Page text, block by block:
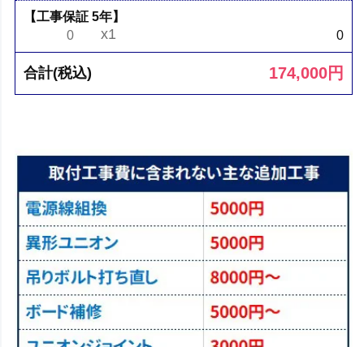
【工事保証 5年】
0
x1 0
合計(税込) 174,000円